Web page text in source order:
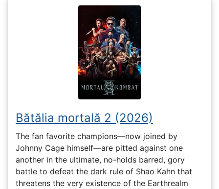
Bătălia mortală 2 (2026)
The fan favorite champions—now joined by
Johnny Cage himself—are pitted against one
another in the ultimate, no-holds barred, gory
battle to defeat the dark rule of Shao Kahn that
threatens the very existence of the Earthrealm